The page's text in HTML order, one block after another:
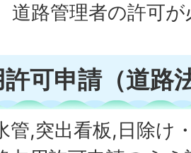
道路管理者の許可
可申請（道路
管,突出看板,日除け